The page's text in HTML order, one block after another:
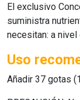
El exclusivo
suministra
necesitan: a
Uso
Añadir 37 gotas